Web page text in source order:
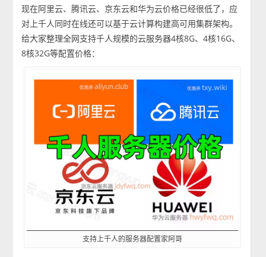
现在阿里云、腾讯云、京东云和华为云价格已经很低了，应
对上千人同时在线还可以基于云计算构建高可用集群架构。
给大家整理全网支持千人规模的云服务器4核8G、4核16G、
8核32G等配置价格：
支持上千人的服务器配置家阿哥